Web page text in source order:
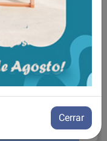
Cerrar